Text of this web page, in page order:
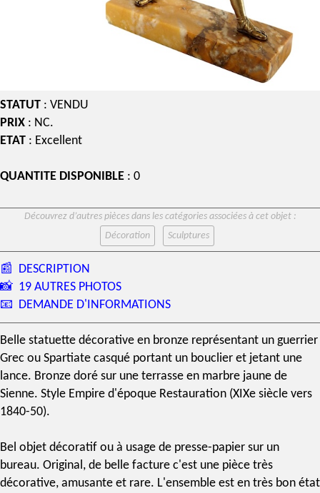
STATUT : VENDU
PRIX : NC.
ETAT : Excellent
QUANTITE DISPONIBLE : 0
Découvrez d’autres pièces dans les catégories associées à cet objet :
Décoration
Sculptures
📰 DESCRIPTION
📸 19 AUTRES PHOTOS
📧 DEMANDE D'INFORMATIONS
Belle statuette décorative en bronze représentant un guerrier
Grec ou Spartiate casqué portant un bouclier et jetant une
lance. Bronze doré sur une terrasse en marbre jaune de
Sienne. Style Empire d'époque Restauration (XIXe siècle vers
1840-50).
Bel objet décoratif ou à usage de presse-papier sur un
bureau. Original, de belle facture c'est une pièce très
décorative, amusante et rare. L'ensemble est en très bon état